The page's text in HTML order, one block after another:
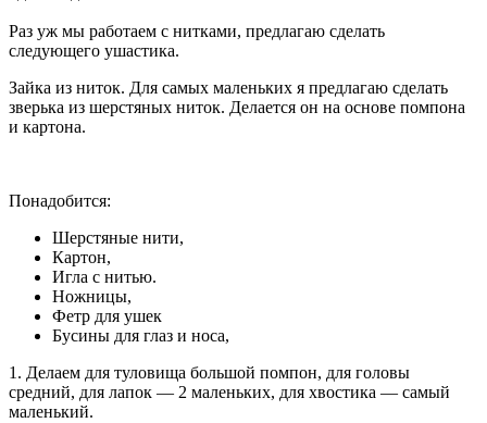
Раз уж мы работаем с нитками, предлагаю сделать
следующего ушастика.
Зайка из ниток. Для самых маленьких я предлагаю сделать
зверька из шерстяных ниток. Делается он на основе помпона
и картона.
Понадобится:
Шерстяные нити,
Картон,
Игла с нитью.
Ножницы,
Фетр для ушек
Бусины для глаз и носа,
1. Делаем для туловища большой помпон, для головы
средний, для лапок — 2 маленьких, для хвостика — самый
маленький.